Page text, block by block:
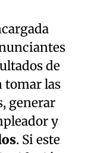
de
tomar las
generar
y
. Si este